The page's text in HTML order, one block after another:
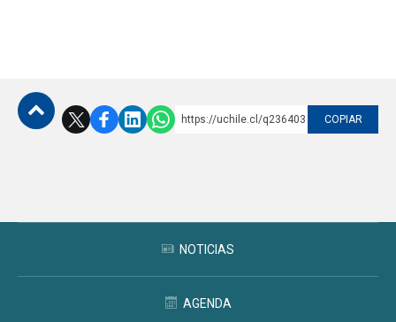
https://uchile.cl/q236403 COPIAR
NOTICIAS
AGENDA